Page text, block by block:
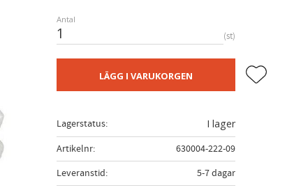
Antal
st
LÄGG I VARUKORGEN Lägg till i
Lagerstatus
I lager
Artikelnr
630004-222-09
Leveranstid
5-7 dagar